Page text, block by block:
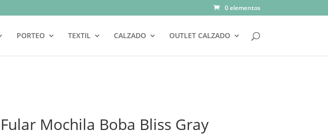
0 elementos
PORTEO TEXTIL CALZADO OUTLET CALZADO
Fular Mochila Boba Bliss Gray